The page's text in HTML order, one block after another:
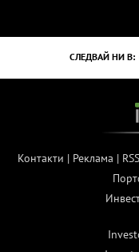
СЛЕДВАЙ НИ В:
Контакти | Реклама | RSS